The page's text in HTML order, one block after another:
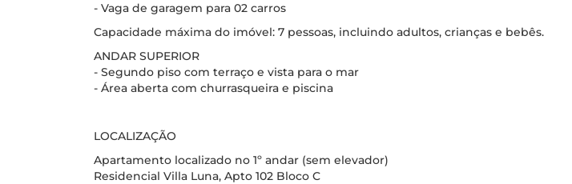
- Vaga de garagem para 02 carros
Capacidade máxima do imóvel: 7 pessoas, incluindo adultos, crianças e bebês.
ANDAR SUPERIOR
- Segundo piso com terraço e vista para o mar
- Área aberta com churrasqueira e piscina
LOCALIZAÇÃO
Apartamento localizado no 1º andar (sem elevador)
Residencial Villa Luna, Apto 102 Bloco C